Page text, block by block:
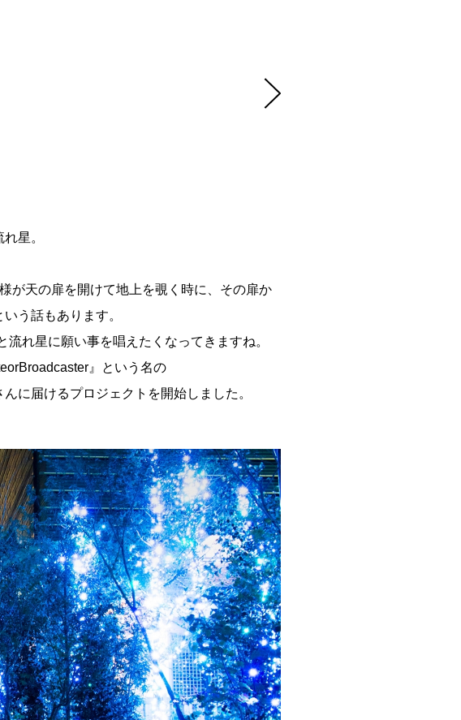
星。
が天の扉を開けて地上を覗く時に、その扉か
う話もあります。
れ星に願い事を唱えたくなってきますね。
』という名の
に届けるプロジェクトを開始しました。